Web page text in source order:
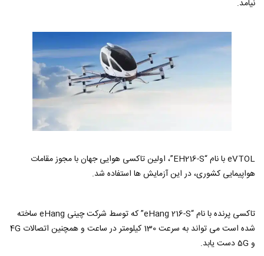
نیامد.
eVTOL با نام “EH216-S”، اولین تاکسی هوایی جهان با مجوز مقامات
هواپیمایی کشوری، در این آزمایش ها استفاده شد.
تاکسی پرنده با نام “eHang 216-S” که توسط شرکت چینی eHang ساخته
شده است می تواند به سرعت 130 کیلومتر در ساعت و همچنین اتصالات 4G
و 5G دست یابد.